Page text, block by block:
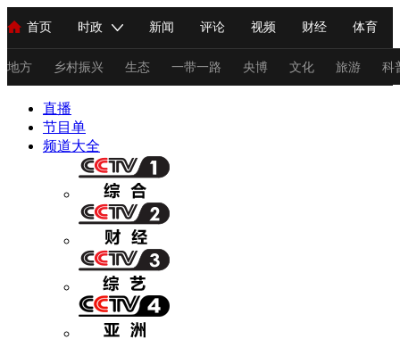
首页 时政 新闻 评论 视频 财经 体育
人民领袖习近平 联播+ 中国领导人 央视快评 习式妙语
直播 栏目大全 节目单 听音 微视频 主持人
海外频道 iPanda English Монгол
地方 乡村振兴 生态 一带一路 央博 文化 旅游 科
总台春晚
国内 国际
人民领袖习近平
小央视频
前线 比划
直播
节目单
频道大全